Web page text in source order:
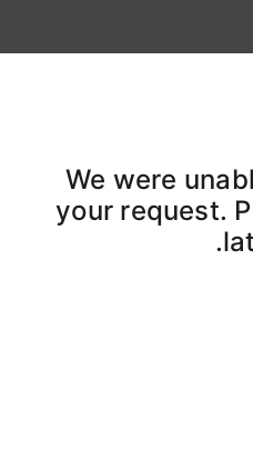
We were
your request.